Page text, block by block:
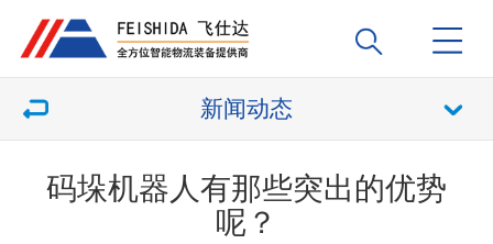
新闻动态
码垛机器人有那些突出的优势
呢？